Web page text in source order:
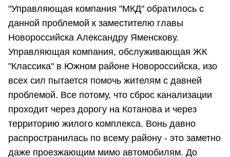
"Управляющая компания "МКД" обратилось с
данной проблемой к заместителю главы
Новороссийска Александру Яменскову.
Управляющая компания, обслуживающая ЖК
"Классика" в Южном районе Новороссийска, изо
всех сил пытается помочь жителям с давней
проблемой. Все потому, что сброс канализации
проходит через дорогу на Котанова и через
территорию жилого комплекса. Вонь давно
распространилась по всему району - это заметно
даже проезжающим мимо автомобилям. До